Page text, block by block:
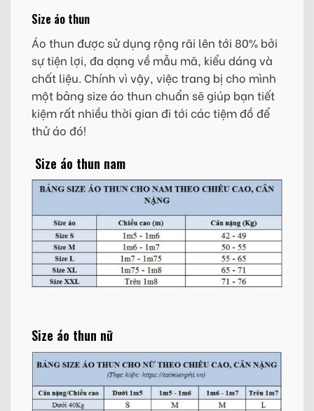
Size áo thun
Áo thun được sử dụng rộng rãi lên tới 80% bởi
sự tiện lợi, đa dạng về mẫu mã, kiểu dáng và
chất liệu. Chính vì vậy, việc trang bị cho mình
một bảng size áo thun chuẩn sẽ giúp bạn tiết
kiệm rất nhiều thời gian đi tới các tiệm đồ để
thử áo đó!
Size áo thun nam
Size áo thun nữ